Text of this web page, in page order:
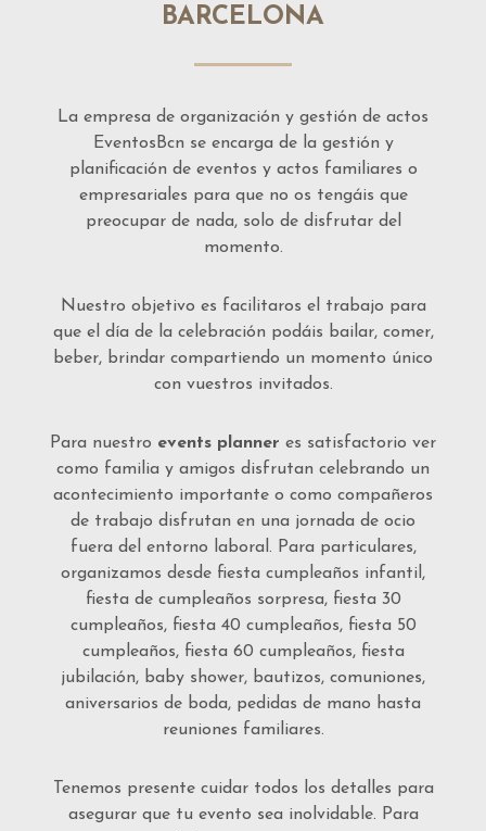
BARCELONA
La empresa de organización y gestión de actos
EventosBcn se encarga de la gestión y
planificación de eventos y actos familiares o
empresariales para que no os tengáis que
preocupar de nada, solo de disfrutar del
momento.
Nuestro objetivo es facilitaros el trabajo para
que el día de la celebración podáis bailar, comer,
beber, brindar compartiendo un momento único
con vuestros invitados.
Para nuestro events planner es satisfactorio ver
como familia y amigos disfrutan celebrando un
acontecimiento importante o como compañeros
de trabajo disfrutan en una jornada de ocio
fuera del entorno laboral. Para particulares,
organizamos desde fiesta cumpleaños infantil,
fiesta de cumpleaños sorpresa, fiesta 30
cumpleaños, fiesta 40 cumpleaños, fiesta 50
cumpleaños, fiesta 60 cumpleaños, fiesta
jubilación, baby shower, bautizos, comuniones,
aniversarios de boda, pedidas de mano hasta
reuniones familiares.
Tenemos presente cuidar todos los detalles para
asegurar que tu evento sea inolvidable. Para